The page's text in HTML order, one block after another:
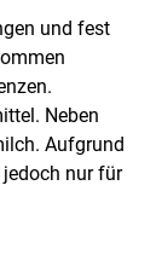
und fest
Neben
Aufgrund
nur für